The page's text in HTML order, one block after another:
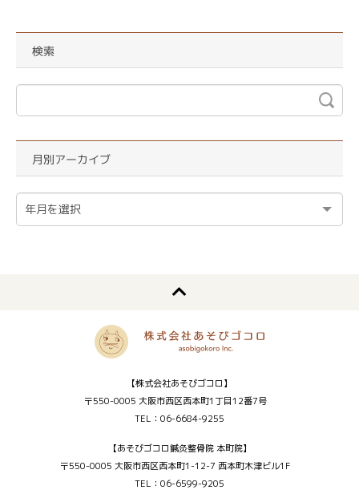
検索
月別アーカイブ
【株式会社あそびゴコロ】
〒550-0005 大阪市西区西本町1丁目12番7号
TEL：06-6684-9255
【あそびゴコロ鍼灸整骨院 本町院】
〒550-0005 大阪市西区西本町1-12-7 西本町木津ビル1F
TEL：06-6599-9205